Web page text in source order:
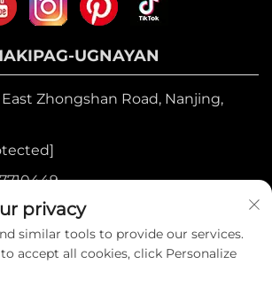
UGNAYAN
East Zhongshan Road, Nanjing,
84573776
© 2025 ng Heniemo Home
privacy
similar tools to provide our services.
accept all cookies, click Personalize